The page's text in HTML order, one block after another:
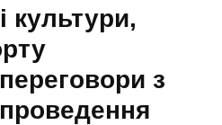
культури,
з